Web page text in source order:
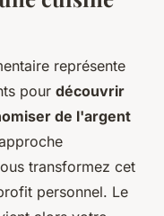
représente
pour découvrir
de l'argent
transformez cet
personnel. Le